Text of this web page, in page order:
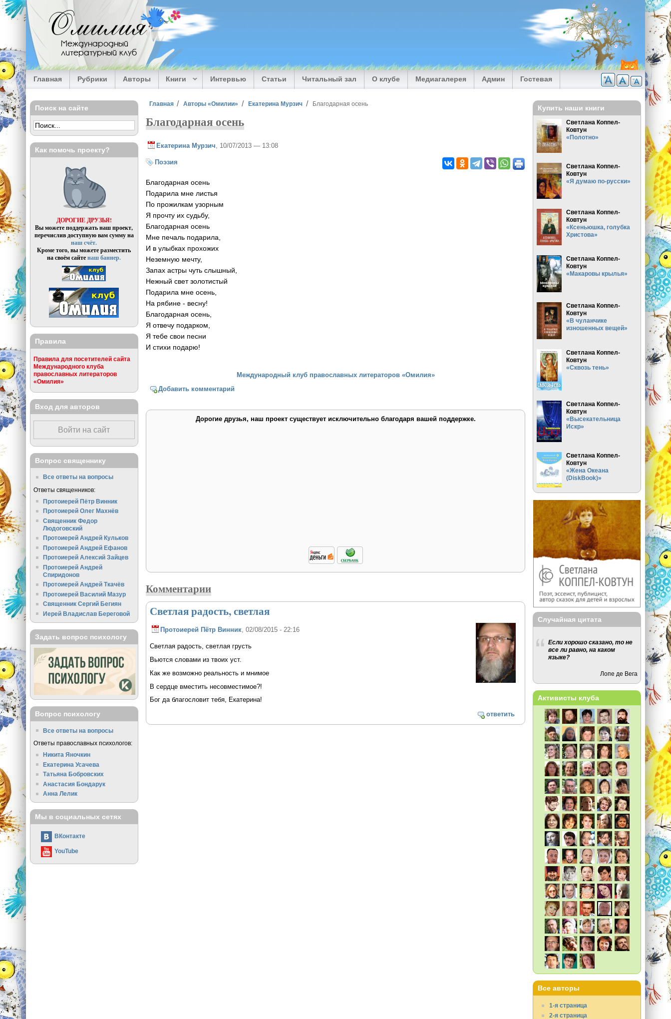
Перейти к основному содержанию
Омилия
Международный
литературный клуб
Главная Рубрики Авторы Книги Интервью Статьи Читальный зал О клубе Медиагалерея Админ Гостевая
Вы здесь
Главная Авторы «Омилии» Екатерина Мурзич Благодарная осень
Благодарная осень
Екатерина Мурзич , 10/07/2013 — 13:08
Поэзия
Благодарная осень
Подарила мне листья
По прожилкам узорным
Я прочту их судьбу,
Благодарная осень
Мне печаль подарила,
И в улыбках прохожих
Неземную мечту,
Запах астры чуть слышный,
Нежный свет золотистый
Подарила мне осень,
На рябине - весну!
Благодарная осень,
Я отвечу подарком,
Я тебе свои песни
И стихи подарю!
Международный клуб православных литераторов «Омилия»
Добавить комментарий
Дорогие друзья, наш проект существует исключительно благодаря вашей поддержке.
Комментарии
Светлая радость, светлая
Протоиерей Пётр Винник, 02/08/2015 - 22:16
Светлая радость, светлая грусть
Вьются словами из твоих уст.
Как же возможно реальность и мнимое
В сердце вместить несовместимое?!
Бог да благословит тебя, Екатерина!
ответить
Поиск на сайте
Как помочь проекту?
ДОРОГИЕ ДРУЗЬЯ!
Вы можете поддержать наш проект,
перечислив доступную вам сумму на
наш счёт.
Кроме того, вы можете разместить
на своём сайтенаш баннер.
Правила
Правила для посетителей сайта
Международного клуба
православных литераторов
«Омилия»
Вход для авторов
Войти на сайт
Вопрос священнику
Все ответы на вопросы
Ответы священников:
Протоиерей Пётр Винник
Протоиерей Олег Махнёв
Священник Федор
Людоговский
Протоиерей Андрей Кульков
Протоиерей Андрей Ефанов
Протоиерей Алексий Зайцев
Протоиерей Андрей
Спиридонов
Протоиерей Андрей Ткачёв
Протоиерей Василий Мазур
Священник Сергий Бегиян
Иерей Владислав Береговой
Задать вопрос психологу
Вопрос психологу
Все ответы на вопросы
Ответы православных психологов:
Никита Яночкин
Екатерина Усачева
Татьяна Бобровских
Анастасия Бондарук
Анна Лелик
Мы в социальных сетях
ВКонтакте
YouTube
Купить наши книги
Светлана Коппел-
Ковтун
«Полотно»
Светлана Коппел-
Ковтун
«Я думаю по-русски»
Светлана Коппел-
Ковтун
«Ксеньюшка, голубка
Христова»
Светлана Коппел-
Ковтун
«Макаровы крылья»
Светлана Коппел-
Ковтун
«В чуланчике
изношенных вещей»
Светлана Коппел-
Ковтун
«Сквозь тень»
Светлана Коппел-
Ковтун
«Высекательница
Искр»
Светлана Коппел-
Ковтун
«Жена Океана
(DiskBook)»
Случайная цитата
Если хорошо сказано, то не
все ли равно, на каком
языке?
Лопе де Вега
Активисты клуба
Все авторы
1-я страница
2-я страница